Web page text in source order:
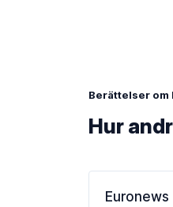
Berättelser om
Hur
Euronews